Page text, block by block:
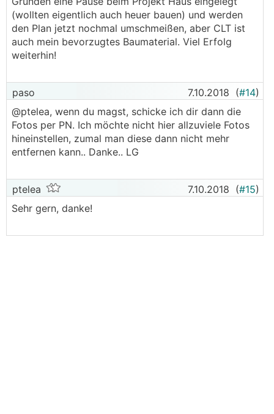
(wollten eigentlich auch heuer bauen) und werden
den Plan jetzt nochmal umschmeißen, aber CLT ist
auch mein bevorzugtes Baumaterial. Viel Erfolg
weiterhin!
paso 7.10.2018 (#14)
@ptelea, wenn du magst, schicke ich dir dann die
Fotos per PN. Ich möchte nicht hier allzuviele Fotos
hineinstellen, zumal man diese dann nicht mehr
entfernen kann.. Danke.. LG
ptelea 7.10.2018 (#15)
Sehr gern, danke!